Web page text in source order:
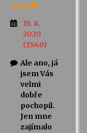
napsal:
19. 8.
2020
(15:40)
Ale ano, já
jsem Vás
velmi
dobře
pochopil.
Jen mne
zajímalo